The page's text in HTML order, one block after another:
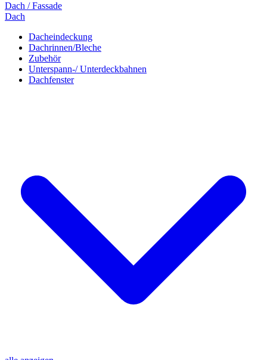
Dach / Fassade
Dach
Dacheindeckung
Dachrinnen/Bleche
Zubehör
Unterspann-/ Unterdeckbahnen
Dachfenster